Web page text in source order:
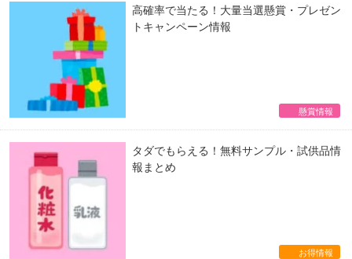
高確率で当たる！大量当選懸賞・プレゼン
トキャンペーン情報
懸賞情報
タダでもらえる！無料サンプル・試供品情
報まとめ
お得情報